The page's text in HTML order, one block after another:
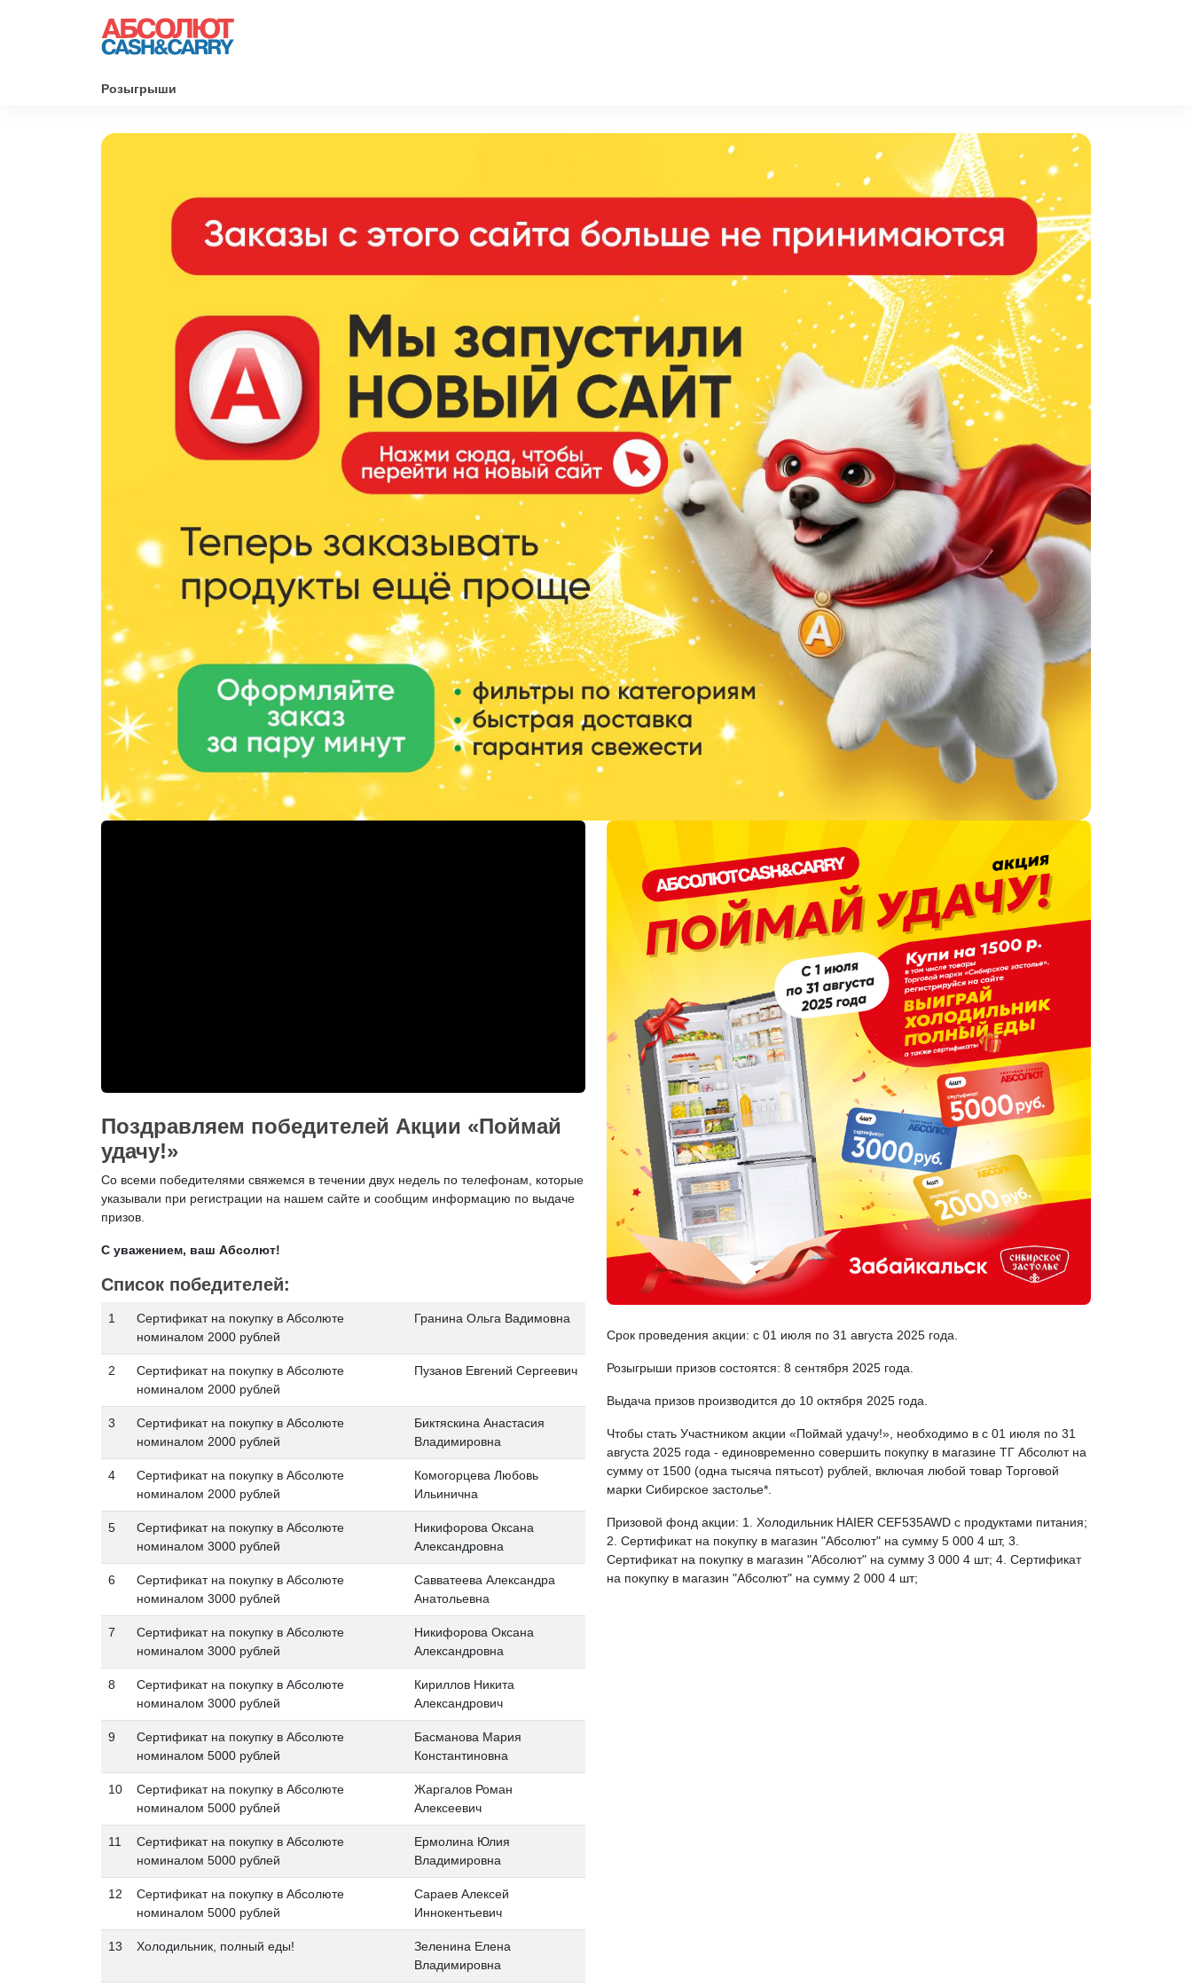
Розыгрыши
Поздравляем победителей Акции «Поймай
удачу!»
Со всеми победителями свяжемся в течении двух недель по телефонам, которые
указывали при регистрации на нашем сайте и сообщим информацию по выдаче
призов.
С уважением, ваш Абсолют!
Список победителей:
1
Сертификат на покупку в Абсолюте
номиналом 2000 рублей
Гранина Ольга Вадимовна
2
Сертификат на покупку в Абсолюте
номиналом 2000 рублей
Пузанов Евгений Сергеевич
3
Сертификат на покупку в Абсолюте
номиналом 2000 рублей
Биктяскина Анастасия
Владимировна
4
Сертификат на покупку в Абсолюте
номиналом 2000 рублей
Комогорцева Любовь
Ильинична
5
Сертификат на покупку в Абсолюте
номиналом 3000 рублей
Никифорова Оксана
Александровна
6
Сертификат на покупку в Абсолюте
номиналом 3000 рублей
Савватеева Александра
Анатольевна
7
Сертификат на покупку в Абсолюте
номиналом 3000 рублей
Никифорова Оксана
Александровна
8
Сертификат на покупку в Абсолюте
номиналом 3000 рублей
Кириллов Никита
Александрович
9
Сертификат на покупку в Абсолюте
номиналом 5000 рублей
Басманова Мария
Константиновна
10
Сертификат на покупку в Абсолюте
номиналом 5000 рублей
Жаргалов Роман
Алексеевич
11
Сертификат на покупку в Абсолюте
номиналом 5000 рублей
Ермолина Юлия
Владимировна
12
Сертификат на покупку в Абсолюте
номиналом 5000 рублей
Сараев Алексей
Иннокентьевич
13 Холодильник, полный еды!
Зеленина Елена
Владимировна
Срок проведения акции: с 01 июля по 31 августа 2025 года.
Розыгрыши призов состоятся: 8 сентября 2025 года.
Выдача призов производится до 10 октября 2025 года.
Чтобы стать Участником акции «Поймай удачу!», необходимо в с 01 июля по 31
августа 2025 года - единовременно совершить покупку в магазине ТГ Абсолют на
сумму от 1500 (одна тысяча пятьсот) рублей, включая любой товар Торговой
марки Сибирское застолье*.
Призовой фонд акции: 1. Холодильник HAIER CEF535AWD с продуктами питания;
2. Сертификат на покупку в магазин "Абсолют" на сумму 5 000 4 шт, 3.
Сертификат на покупку в магазин "Абсолют" на сумму 3 000 4 шт; 4. Сертификат
на покупку в магазин "Абсолют" на сумму 2 000 4 шт;